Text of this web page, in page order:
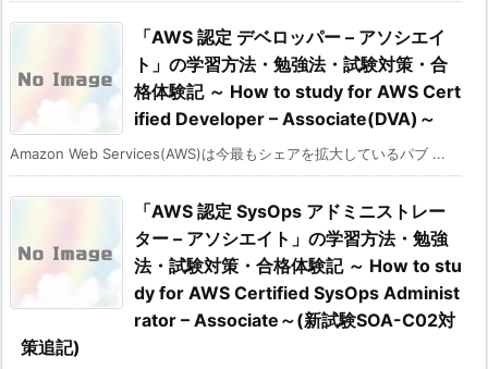
「AWS 認定 デベロッパー – アソシエイ
ト」の学習方法・勉強法・試験対策・合
格体験記 ～ How to study for AWS Cert
ified Developer – Associate(DVA)～
Amazon Web Services(AWS)は今最もシェアを拡大しているパブ ...
「AWS 認定 SysOps アドミニストレー
ター – アソシエイト」の学習方法・勉強
法・試験対策・合格体験記 ～ How to stu
dy for AWS Certified SysOps Administ
rator – Associate～(新試験SOA-C02対
策追記)